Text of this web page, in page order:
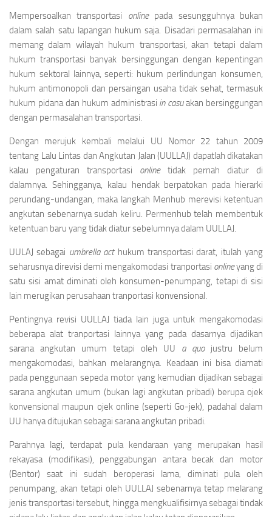
Mempersoalkan transportasi onlinepada sesungguhnya bukan
dalam salah satu lapangan hukum saja. Disadari permasalahan ini
memang dalam wilayah hukum transportasi, akan tetapi dalam
hukum transportasi banyak bersinggungan dengan kepentingan
hukum sektoral lainnya, seperti: hukum perlindungan konsumen,
hukum antimonopoli dan persaingan usaha tidak sehat, termasuk
hukum pidana dan hukum administrasi in casuakan bersinggungan
dengan permasalahan transportasi.
Dengan merujuk kembali melalui UU Nomor 22 tahun 2009
tentang Lalu Lintas dan Angkutan Jalan (UULLAJ) dapatlah dikatakan
kalau pengaturan transportasi onlinetidak pernah diatur di
dalamnya. Sehingganya, kalau hendak berpatokan pada hierarki
perundang-undangan, maka langkah Menhub merevisi ketentuan
angkutan sebenarnya sudah keliru. Permenhub telah membentuk
ketentuan baru yang tidak diatur sebelumnya dalam UULLAJ.
UULAJ sebagai umbrella acthukum transportasi darat, itulah yang
seharusnya direvisi demi mengakomodasi tranportasi onlineyang di
satu sisi amat diminati oleh konsumen-penumpang, tetapi di sisi
lain merugikan perusahaan tranportasi konvensional.
Pentingnya revisi UULLAJ tiada lain juga untuk mengakomodasi
beberapa alat tranportasi lainnya yang pada dasarnya dijadikan
sarana angkutan umum tetapi oleh UU a quojustru belum
mengakomodasi, bahkan melarangnya. Keadaan ini bisa diamati
pada penggunaan sepeda motor yang kemudian dijadikan sebagai
sarana angkutan umum (bukan lagi angkutan pribadi) berupa ojek
konvensional maupun ojek online (seperti Go-jek), padahal dalam
UU hanya ditujukan sebagai sarana angkutan pribadi.
Parahnya lagi, terdapat pula kendaraan yang merupakan hasil
rekayasa (modifikasi), penggabungan antara becak dan motor
(Bentor) saat ini sudah beroperasi lama, diminati pula oleh
penumpang, akan tetapi oleh UULLAJ sebenarnya tetap melarang
jenis transportasi tersebut, hingga mengkualifisirnya sebagai tindak